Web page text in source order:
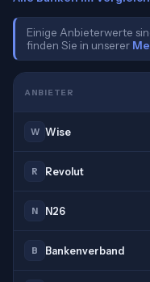
Einige Anbieterwerte
finden Sie in unserer
ANBIETER
W Wise
R Revolut
N N26
B Bankenverband